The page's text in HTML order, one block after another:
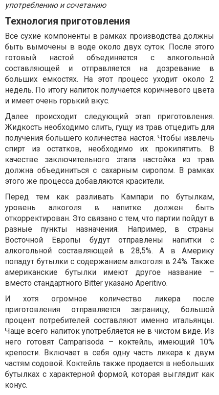
употреблению и сочетанию
Технология приготовления
Все сухие компоненты в рамках производства должны
быть вымочены в воде около двух суток. После этого
готовый настой объединяется с алкогольной
составляющей и отправляется на дозревание в
больших емкостях. На этот процесс уходит около 2
недель. По итогу напиток получается коричневого цвета
и имеет очень горький вкус.
Далее происходит следующий этап приготовления.
Жидкость необходимо слить, гущу из трав отцедить для
получения большего количества настоя. Чтобы извлечь
спирт из остатков, необходимо их прокипятить. В
качестве заключительного этапа настойка из трав
должна объединиться с сахарным сиропом. В рамках
этого же процесса добавляются красители.
Перед тем как разливать Кампари по бутылкам,
уровень алкоголя в напитке должен быть
откорректирован. Это связано с тем, что партии пойдут в
разные пункты назначения. Например, в страны
Восточной Европы будут отправлены напитки с
алкогольной составляющей в 28,5%. А в Америку
попадут бутылки с содержанием алкоголя в 24%. Также
американские бутылки имеют другое название –
вместо стандартного Bitter указано Aperitivo.
И хотя огромное количество ликера после
приготовления отправляется заграницу, большой
процент потребителей составляют именно итальянцы.
Чаще всего напиток употребляется не в чистом виде. Из
него готовят Camparisoda – коктейль, имеющий 10%
крепости. Включает в себя одну часть ликера к двум
частям содовой. Коктейль также продается в небольших
бутылках с характерной формой, которая выглядит как
конус.